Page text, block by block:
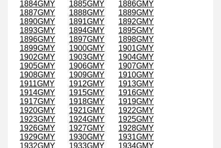
1884GMY
1885GMY
1886GMY
1887GMY
1888GMY
1889GMY
1890GMY
1891GMY
1892GMY
1893GMY
1894GMY
1895GMY
1896GMY
1897GMY
1898GMY
1899GMY
1900GMY
1901GMY
1902GMY
1903GMY
1904GMY
1905GMY
1906GMY
1907GMY
1908GMY
1909GMY
1910GMY
1911GMY
1912GMY
1913GMY
1914GMY
1915GMY
1916GMY
1917GMY
1918GMY
1919GMY
1920GMY
1921GMY
1922GMY
1923GMY
1924GMY
1925GMY
1926GMY
1927GMY
1928GMY
1929GMY
1930GMY
1931GMY
1932GMY
1933GMY 1934GMY